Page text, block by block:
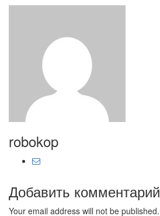
robokop
Добавить комментарий
Your email address will not be published.